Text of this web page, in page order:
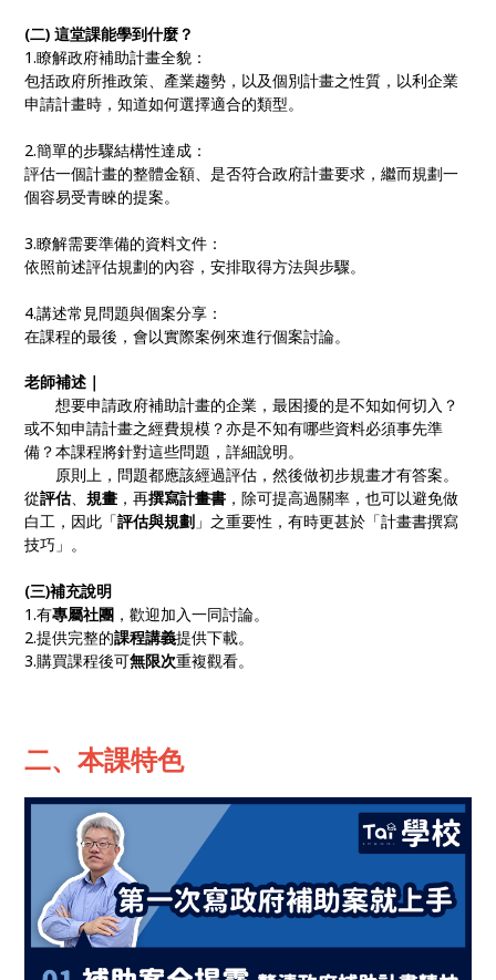
(二) 這堂課能學到什麼？
1.瞭解政府補助計畫全貌：
包括政府所推政策、產業趨勢，以及個別計畫之性質，以利企業
申請計畫時，知道如何選擇適合的類型。
2.簡單的步驟結構性達成：
評估一個計畫的整體金額、是否符合政府計畫要求，繼而規劃一
個容易受青睞的提案。
3.瞭解需要準備的資料文件：
依照前述評估規劃的內容，安排取得方法與步驟。
4.講述常見問題與個案分享：
在課程的最後，會以實際案例來進行個案討論。
老師補述｜
想要申請政府補助計畫的企業，最困擾的是不知如何切入？
或不知申請計畫之經費規模？亦是不知有哪些資料必須事先準
備？本課程將針對這些問題，詳細說明。
原則上，問題都應該經過評估，然後做初步規畫才有答案。
從評估、規畫 ，再撰寫計畫書 ，除可提高過關率，也可以避免做
白工，因此「評估與規劃 」之重要性，有時更甚於「計畫書撰寫
技巧」。
(三)補充說明
1.有專屬社團 ，歡迎加入一同討論。
2.提供完整的課程講義提供下載。
3.購買課程後可無限次重複觀看。
二、本課特色